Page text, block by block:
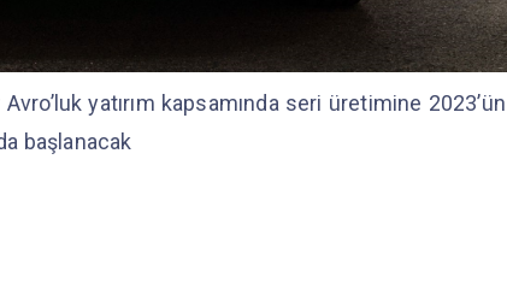
yatırım kapsamında seri üretimine 2023’ün
başlanacak